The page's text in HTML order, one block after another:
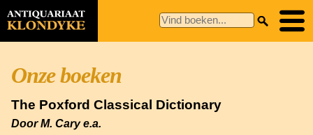
Onze boeken
The Poxford Classical Dictionary
Door M. Cary e.a.